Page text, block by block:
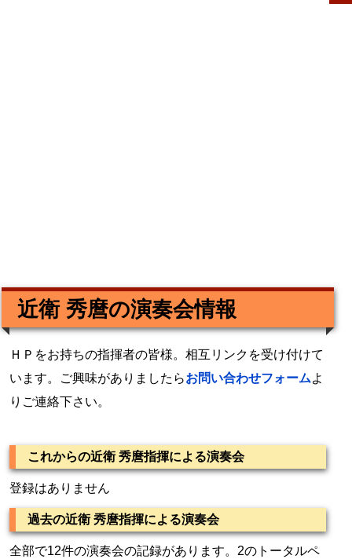
近衛 秀麿の演奏会情報
ＨＰをお持ちの指揮者の皆様。相互リンクを受け付けて
います。ご興味がありましたらお問い合わせフォームよ
りご連絡下さい。
これからの近衛 秀麿指揮による演奏会
登録はありません
過去の近衛 秀麿指揮による演奏会
全部で12件の演奏会の記録があります。2のトータルペ